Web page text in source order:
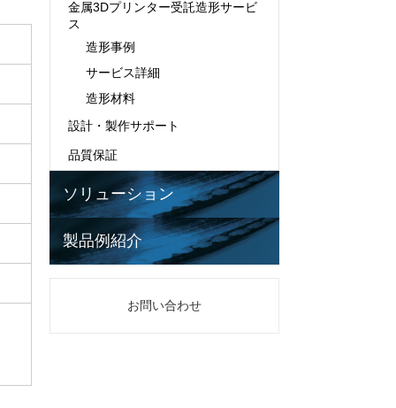
金属3Dプリンター受託造形サービ
ス
造形事例
サービス詳細
造形材料
設計・製作サポート
品質保証
ソリューション
製品例紹介
お問い合わせ